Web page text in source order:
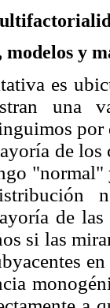
modelos y
es
una
por
de los
de las
si las